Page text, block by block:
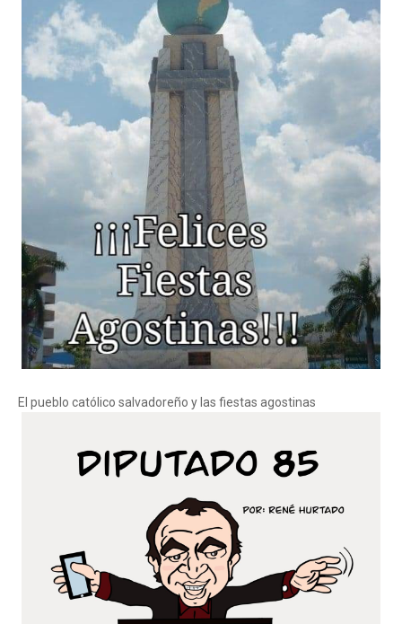
El pueblo católico salvadoreño y las fiestas agostinas